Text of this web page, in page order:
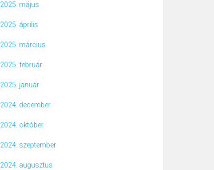
2025. május
2025. április
2025. március
2025. február
2025. január
2024. december
2024. október
2024. szeptember
2024. augusztus